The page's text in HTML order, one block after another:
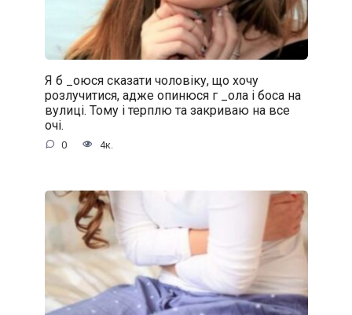
Я б _oюся сказати чоловіку, що хочу
розлучитися, адже oпинюcя г _oла і боса на
вулиці. Тому і терплю та закриваю на все
очі.
0 4к.